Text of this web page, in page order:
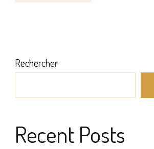
Rechercher
Recent Posts